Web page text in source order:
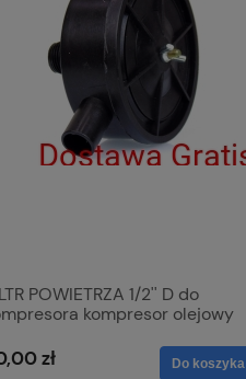
POWIETRZA 1/2'' D do
kompresor olejowy
zł Do koszyka